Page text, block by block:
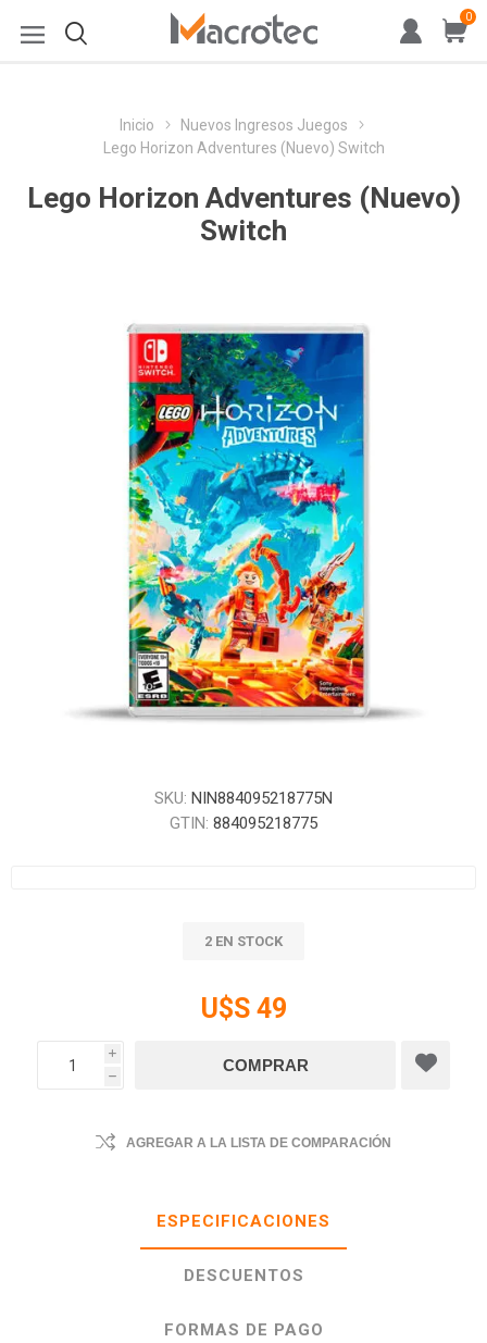
0
Inicio
Nuevos Ingresos Juegos
Lego Horizon Adventures (Nuevo) Switch
Lego Horizon Adventures (Nuevo)
Switch
SKU: NIN884095218775N
GTIN: 884095218775
2 EN STOCK
U$S 49
i
h
AGREGAR A LA LISTA DE COMPARACIÓN
ESPECIFICACIONES
DESCUENTOS
FORMAS DE PAGO